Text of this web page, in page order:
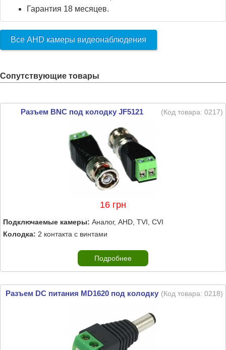
Гарантия 18 месяцев.
Все AHD камеры видеонаблюдения
Сопутствующие товары
Разъем BNC под колодку JF5121 (Код товара: 0217)
16 грн
Подключаемые камеры: Аналог, AHD, TVI, CVI
Колодка: 2 контакта с винтами
Подробнее
Разъем DC питания MD1620 под колодку (Код товара: 0218)